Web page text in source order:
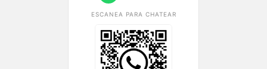
ESCANEA PARA CHATEAR